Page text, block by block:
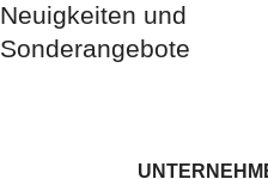
Neuigkeiten und
Sonderangebote